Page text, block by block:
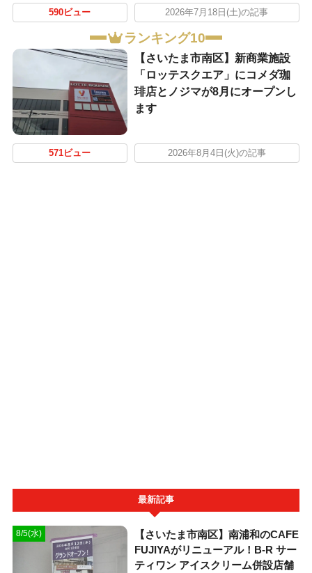
590ビュー 2026年7月18日(土)の記事
ランキング10
【さいたま市南区】新商業施設
「ロッテスクエア」にコメダ珈
琲店とノジマが8月にオープンし
ます
571ビュー 2026年8月4日(火)の記事
最新記事
8/5(水)
【さいたま市南区】南浦和のCAFE
FUJIYAがリニューアル！B-R サー
ティワン アイスクリーム併設店舗